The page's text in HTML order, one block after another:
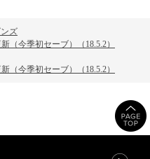
ズ
（今季初セーブ）（18.5.2）
（今季初セーブ）（18.5.2）